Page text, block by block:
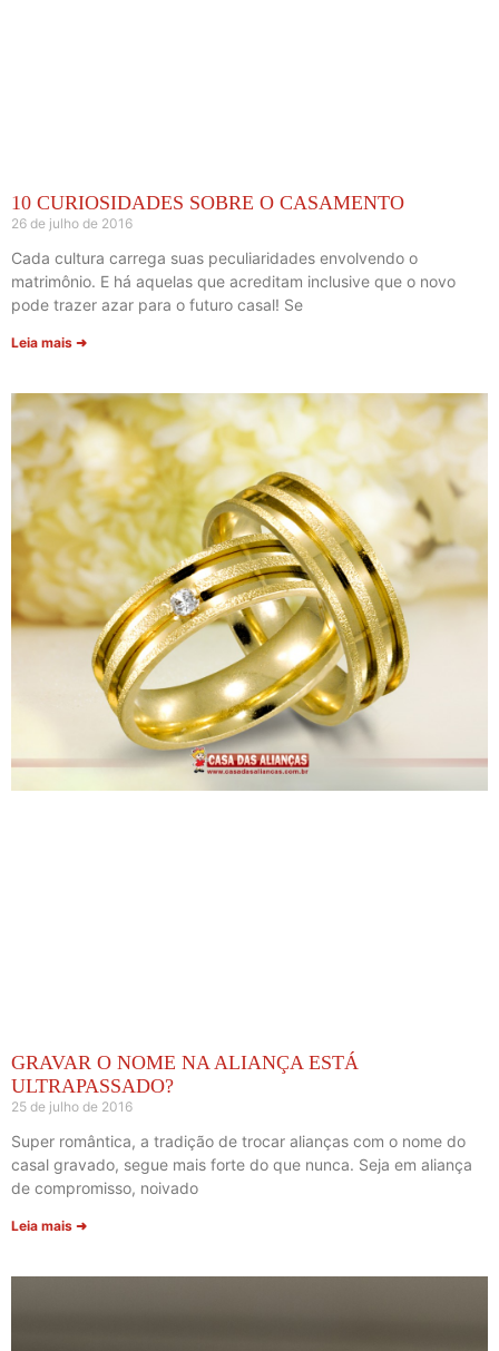
10 CURIOSIDADES SOBRE O CASAMENTO
26 de julho de 2016
Cada cultura carrega suas peculiaridades envolvendo o
matrimônio. E há aquelas que acreditam inclusive que o novo
pode trazer azar para o futuro casal! Se
Leia mais ➜
GRAVAR O NOME NA ALIANÇA ESTÁ
ULTRAPASSADO?
25 de julho de 2016
Super romântica, a tradição de trocar alianças com o nome do
casal gravado, segue mais forte do que nunca. Seja em aliança
de compromisso, noivado
Leia mais ➜